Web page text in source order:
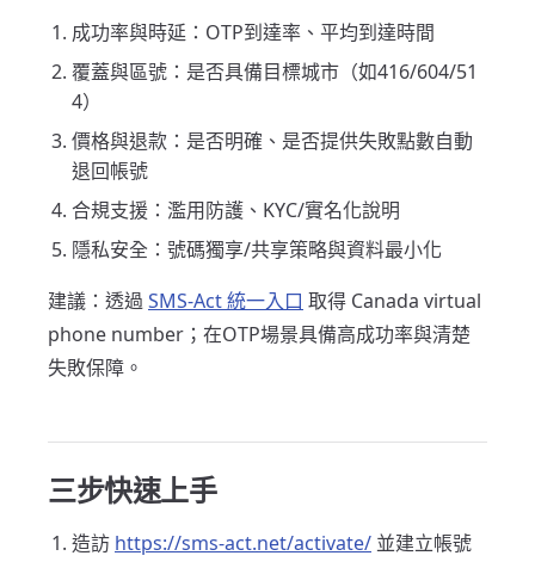
成功率與時延：OTP到達率、平均到達時間
覆蓋與區號：是否具備目標城市（如416/604/51
4）
價格與退款：是否明確、是否提供失敗點數自動
退回帳號
合規支援：濫用防護、KYC/實名化說明
隱私安全：號碼獨享/共享策略與資料最小化
建議：透過 SMS-Act 統一入口 取得 Canada virtual
phone number；在OTP場景具備高成功率與清楚
失敗保障。
三步快速上手
造訪 https://sms-act.net/activate/ 並建立帳號